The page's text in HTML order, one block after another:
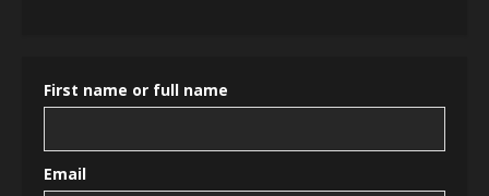
First name or full name
Email